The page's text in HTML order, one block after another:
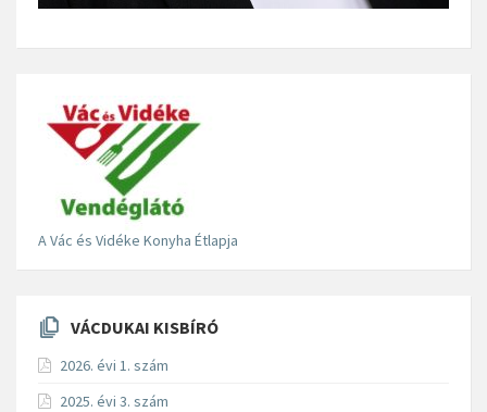
A Vác és Vidéke Konyha Étlapja
VÁCDUKAI KISBÍRÓ
2026. évi 1. szám
2025. évi 3. szám